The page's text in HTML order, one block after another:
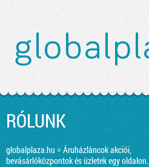
RÓLUNK
globalplaza.hu = Áruházláncok akciói,
bevásárlóközpontok és üzletek egy oldalon.